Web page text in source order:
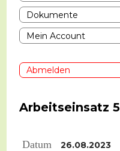
Dokumente
Mein Account
Abmelden
Arbeitseinsatz 5
Datum 26.08.2023